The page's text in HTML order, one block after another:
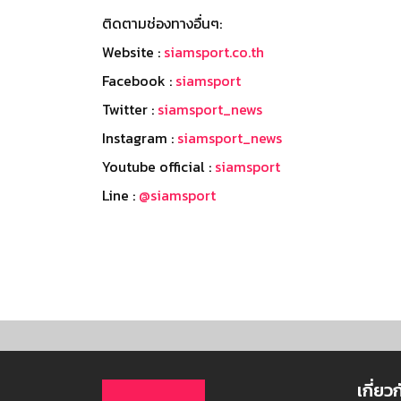
ติดตามช่องทางอื่นๆ:
Website : siamsport.co.th
Facebook : siamsport
Twitter : siamsport_news
Instagram : siamsport_news
Youtube official : siamsport
Line : @siamsport
เกี่ยว